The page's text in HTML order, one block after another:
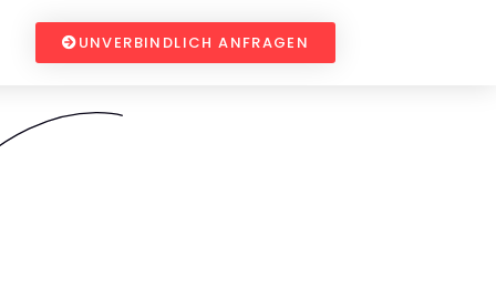
UNVERBINDLICH ANFRAGEN